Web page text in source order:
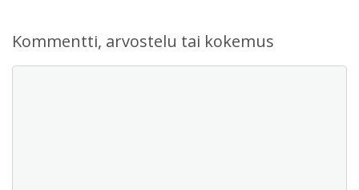
Kommentti, arvostelu tai kokemus